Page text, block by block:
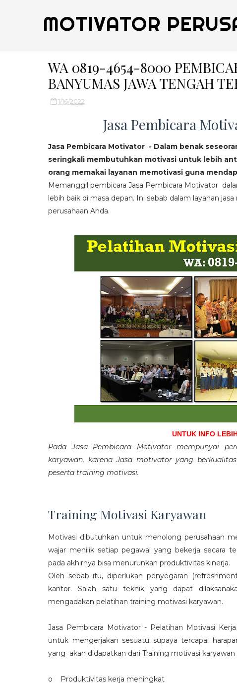
MOTIVATOR
WA 0819-4654-8000
BANYUMAS JAWA TENGAH
1/16/2022
Jasa Pembicara
Jasa Pembicara Motivator - Dalam benak
seringkali membutuhkan motivasi untuk lebih
orang memakai layanan memotivasi guna
Memanggil pembicara Jasa Pembicara Motivator
lebih baik di masa depan. Ini sebab dalam layanan
perusahaan Anda.
UNTUK INFO
Pada Jasa Pembicara Motivator mempunyai
karyawan, karena Jasa motivator yang
peserta training motivasi.
Training Motivasi Karyawan
Motivasi dibutuhkan untuk menolong perusahaan
wajar menilik setiap pegawai yang bekerja secara
pada akhirnya bisa menurunkan produktivitas kinerja.
Oleh sebab itu, diperlukan penyegaran
kantor. Salah satu teknik yang dapat
mengadakan pelatihan training motivasi karyawan.
Jasa Pembicara Motivator - Pelatihan Motivasi
untuk mengerjakan sesuatu supaya tercapai
yang akan didapatkan dari Training motivasi karyawan
o Produktivitas kerja meningkat